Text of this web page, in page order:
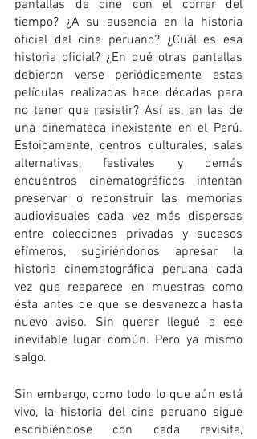
pantallas de cine con el correr del
tiempo? ¿A su ausencia en la historia
oficial del cine peruano? ¿Cuál es esa
historia oficial? ¿En qué otras pantallas
debieron verse periódicamente estas
películas realizadas hace décadas para
no tener que resistir? Así es, en las de
una cinemateca inexistente en el Perú.
Estoicamente, centros culturales, salas
alternativas, festivales y demás
encuentros cinematográficos intentan
preservar o reconstruir las memorias
audiovisuales cada vez más dispersas
entre colecciones privadas y sucesos
efímeros, sugiriéndonos apresar la
historia cinematográfica peruana cada
vez que reaparece en muestras como
ésta antes de que se desvanezca hasta
nuevo aviso. Sin querer llegué a ese
inevitable lugar común. Pero ya mismo
salgo.
Sin embargo, como todo lo que aún está
vivo, la historia del cine peruano sigue
escribiéndose con cada revisita,